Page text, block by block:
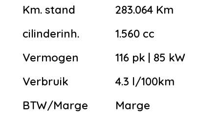
Km. stand
283.064 Km
cilinderinh.
1.560 cc
Vermogen
116 pk | 85 kW
Verbruik
4.3 l/100km
BTW/Marge
Marge